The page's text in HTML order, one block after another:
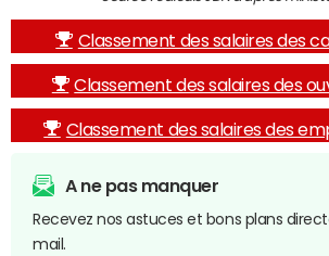
Classement des salaires des
Classement des salaires des
Classement des salaires des
A ne pas manquer
Recevez nos astuces et bons plans
mail.